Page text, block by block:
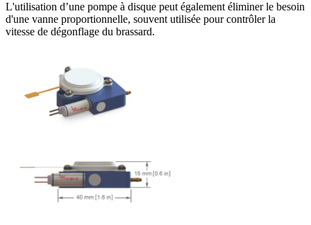
L'utilisation d’une pompe à disque peut également éliminer le besoin
d'une vanne proportionnelle, souvent utilisée pour contrôler la
vitesse de dégonflage du brassard.